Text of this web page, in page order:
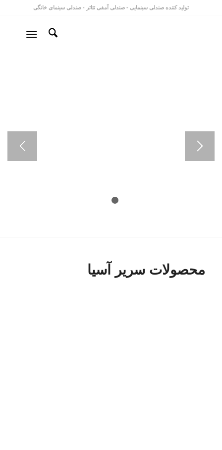
تولید کننده صندلی سینمایی - صندلی آمفی تئاتر - صندلی سینمای خانگی
محصولات سریر آسیا